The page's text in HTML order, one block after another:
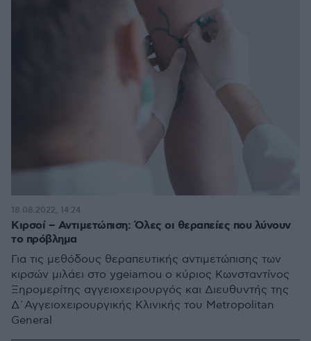
Κιρσοί – Αντιμετώπιση: Όλες οι θεραπείες που λύνουν
το πρόβλημα
Για τις μεθόδους θεραπευτικής αντιμετώπισης των
κιρσών μιλάει στο ygeiamou ο κύριος Κωνσταντίνος
Ξηρομερίτης αγγειοχειρουργός και Διευθυντής της
Δ´Αγγειοχειρουργικής Κλινικής του Metropolitan
General
18.08.2022, 14:24